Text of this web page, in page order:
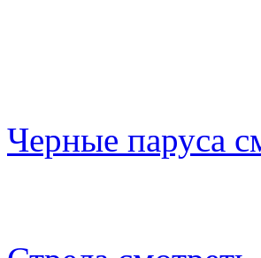
Черные паруса